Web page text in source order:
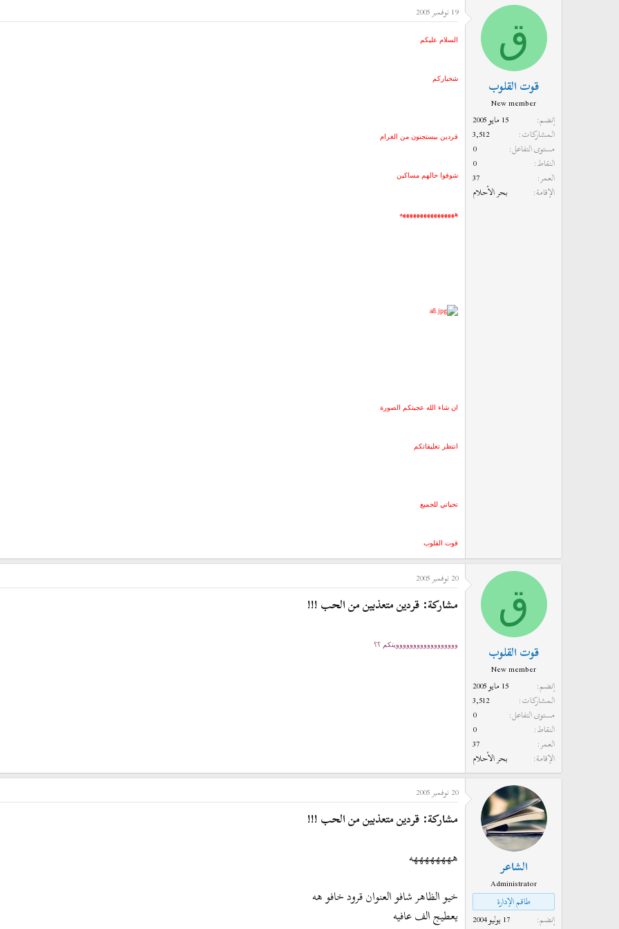
ئ
و
ع
ر
ا
ب
د
ء
ق
قوت القلوب
New member
إنضم
15 مايو 2005
المشاركات
3,512
مستوى التفاعل
0
النقاط
0
العمر
37
الإقامة
بحر الأحلام
19 نوفمبر 2005
السلام عليكم
شخباركم
قردين بيستجنون من الغرام
شوفوا حالهم مساكين
ههههههههههههههههه
ان شاء الله عجبتكم الصورة
انتظر تعليقاتكم
تحياتي للجميع
قوت القلوب
ق
قوت القلوب
New member
إنضم
15 مايو 2005
المشاركات
3,512
مستوى التفاعل
0
النقاط
0
العمر
37
الإقامة
بحر الأحلام
20 نوفمبر 2005
مشاركة: قردين متعذبين من الحب !!!
ووووووووووووووووووينكم ؟؟
الشاعر
Administrator
طاقم الإدارة
إنضم
17 يوليو 2004
20 نوفمبر 2005
مشاركة: قردين متعذبين من الحب !!!
ههههههههه
خيو الظاهر شافو العنوان قرود خافو هه
يعطيج الف عافيه